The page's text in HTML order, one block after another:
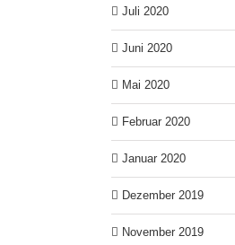
Juli 2020
Juni 2020
Mai 2020
Februar 2020
Januar 2020
Dezember 2019
November 2019